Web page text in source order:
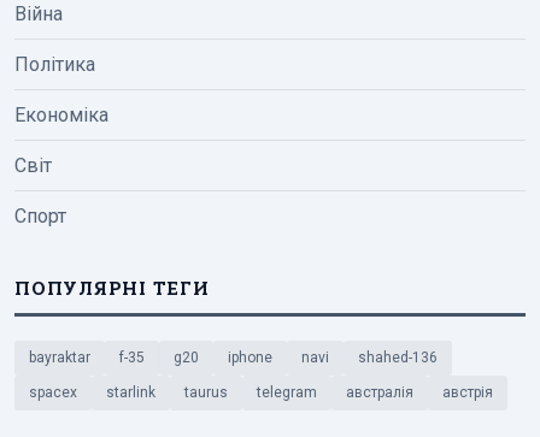
Війна
Політика
Економіка
Світ
Спорт
ПОПУЛЯРНІ ТЕГИ
bayraktar f-35 g20 iphone navi shahed-136
spacex starlink taurus telegram австралія австрія